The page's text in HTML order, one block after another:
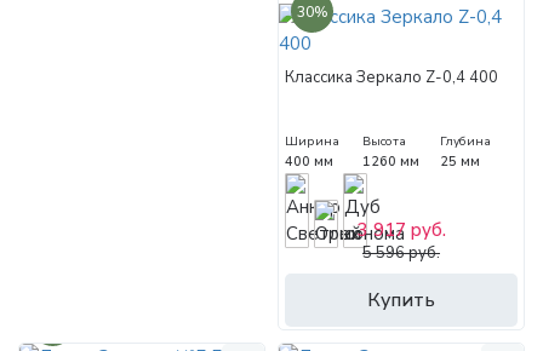
30%
Классика Зеркало Z-0,4 400
Ширина
400 мм
Высота
1260 мм
Глубина
25 мм
Купить
3 917 руб.
5 596 руб.